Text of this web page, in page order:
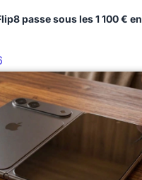
passe sous les 1 100 € en